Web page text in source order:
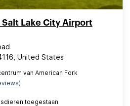
Lake City Airport
United States
van American Fork
toegestaan